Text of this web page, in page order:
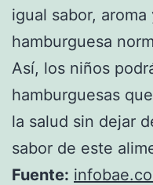
igual sabor,
hamburguesa
Así, los niños
hamburguesas
la salud sin dejar
sabor de este
Fuente: